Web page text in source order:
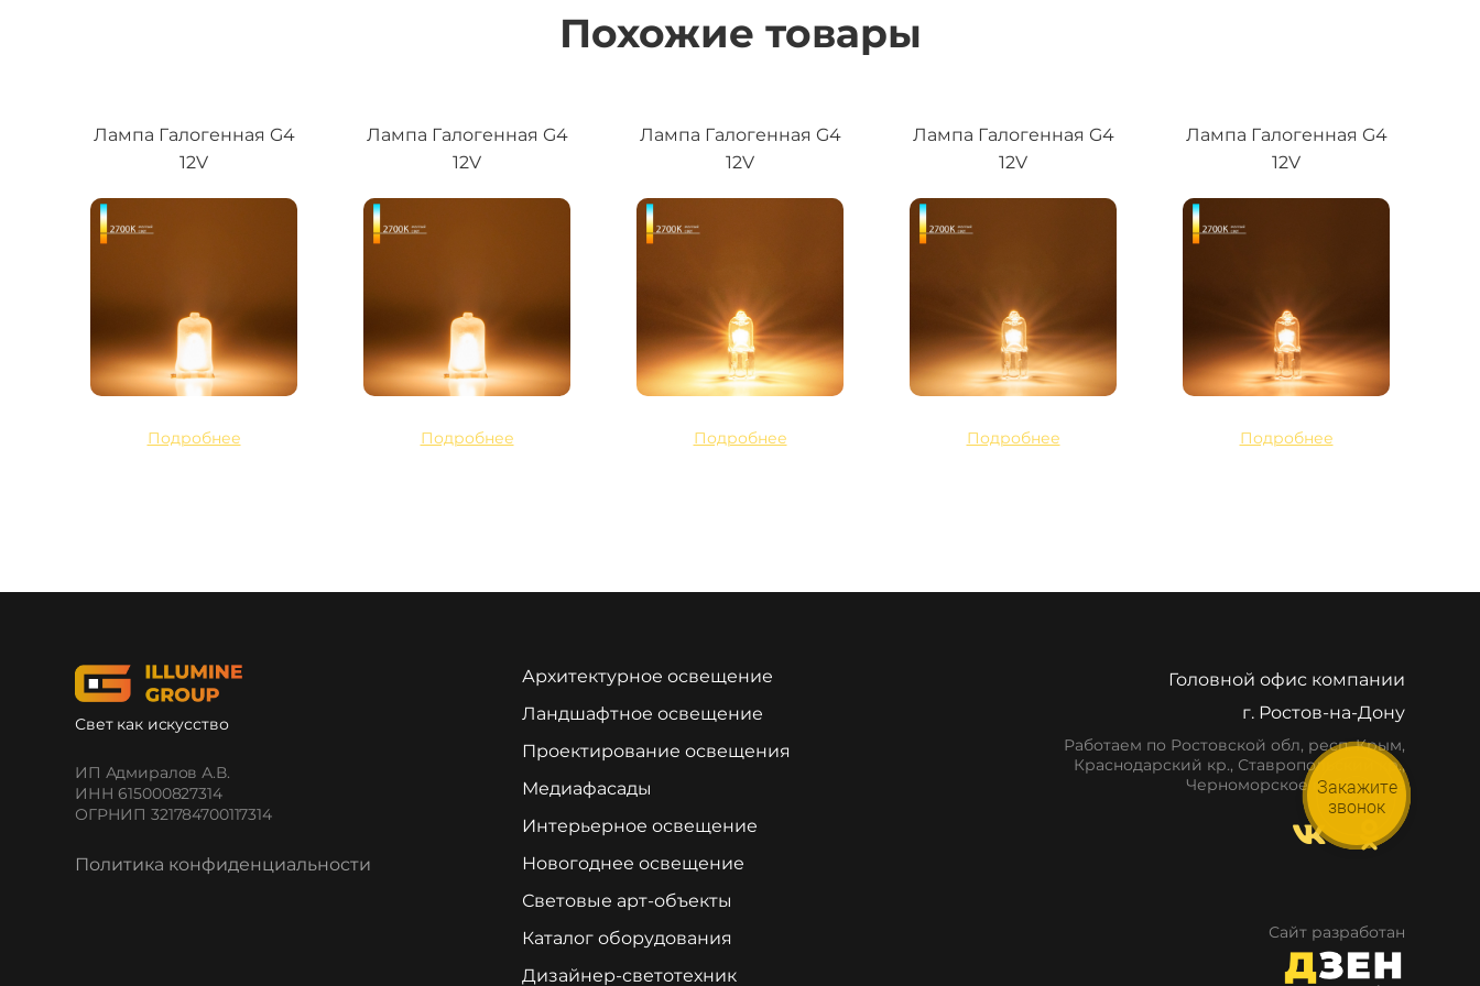
Похожие товары
Лампа Галогенная G4
12V
Подробнее
Лампа Галогенная G4
12V
Подробнее
Лампа Галогенная G4
12V
Подробнее
Лампа Галогенная G4
12V
Подробнее
Лампа Галогенная G4
12V
Подробнее
Свет как искусство
ИП Адмиралов А.В.
ИНН 615000827314
ОГРНИП 321784700117314
Политика конфиденциальности
Архитектурное освещение
Ландшафтное освещение
Проектирование освещения
Медиафасады
Интерьерное освещение
Новогоднее освещение
Световые арт-объекты
Каталог оборудования
Дизайнер-светотехник
Головной офис компании
г. Ростов-на-Дону
Работаем по Ростовской обл, респ. Крым,
Краснодарский кр., Ставропольский кр.,
Черноморское побережье
Сайт разработан
Закажите
звонок